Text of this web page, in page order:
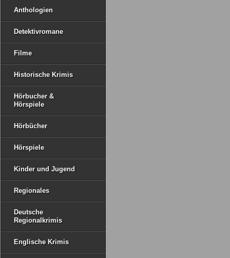
Anthologien
Detektivromane
Filme
Historische Krimis
Hörbucher &
Hörspiele
Hörbücher
Hörspiele
Kinder und Jugend
Regionales
Deutsche
Regionalkrimis
Englische Krimis